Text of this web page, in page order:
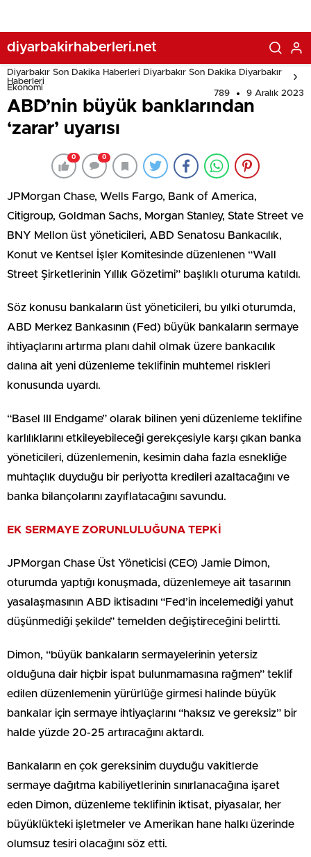
diyarbakirhaberleri.net
Diyarbakır Son Dakika Haberleri Diyarbakır Son Dakika Diyarbakır
Haberleri
Ekonomi
789 9 Aralık 2023
ABD’nin büyük banklarından
‘zarar’ uyarısı
0 0
JPMorgan Chase, Wells Fargo, Bank of America,
Citigroup, Goldman Sachs, Morgan Stanley, State Street ve
BNY Mellon üst yöneticileri, ABD Senatosu Bankacılık,
Konut ve Kentsel İşler Komitesinde düzenlenen “Wall
Street Şirketlerinin Yıllık Gözetimi” başlıklı oturuma katıldı.
Söz konusu bankaların üst yöneticileri, bu yılki oturumda,
ABD Merkez Bankasının (Fed) büyük bankaların sermaye
ihtiyaçlarını artırma planı dahil olmak üzere bankacılık
dalına ait yeni düzenleme teklifinin muhtemel riskleri
konusunda uyardı.
“Basel III Endgame” olarak bilinen yeni düzenleme teklifine
karlılıklarını etkileyebileceği gerekçesiyle karşı çıkan banka
yöneticileri, düzenlemenin, kesimin daha fazla esnekliğe
muhtaçlık duyduğu bir periyotta kredileri azaltacağını ve
banka bilançolarını zayıflatacağını savundu.
EK SERMAYE ZORUNLULUĞUNA TEPKİ
JPMorgan Chase Üst Yöneticisi (CEO) Jamie Dimon,
oturumda yaptığı konuşmada, düzenlemeye ait tasarının
yasalaşmasının ABD iktisadını “Fed’in incelemediği yahut
düşünmediği şekilde” temelden değiştireceğini belirtti.
Dimon, “büyük bankaların sermayelerinin yetersiz
olduğuna dair hiçbir ispat bulunmamasına rağmen” teklif
edilen düzenlemenin yürürlüğe girmesi halinde büyük
bankalar için sermaye ihtiyaçlarını “haksız ve gereksiz” bir
halde yüzde 20-25 artıracağını aktardı.
Bankaların en çok gereksinim duyduğu vakitlerde
sermaye dağıtma kabiliyetlerinin sınırlanacağına işaret
eden Dimon, düzenleme teklifinin iktisat, piyasalar, her
büyüklükteki işletmeler ve Amerikan hane halkı üzerinde
olumsuz tesiri olacağını söz etti.